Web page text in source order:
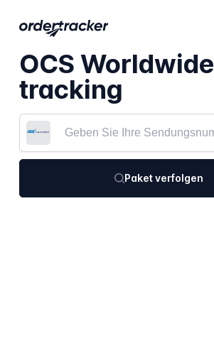
OCS Worldwide
tracking
Paket verfolgen